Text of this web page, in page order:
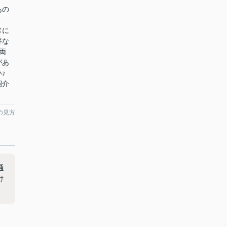
の
な
あ
介
見方